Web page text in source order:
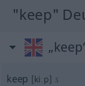
"keep"
keep [kiːp] s